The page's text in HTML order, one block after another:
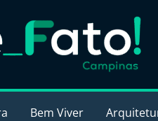
Bem Viver